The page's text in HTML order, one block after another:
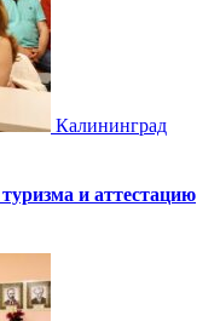
Калининград
и аттестацию